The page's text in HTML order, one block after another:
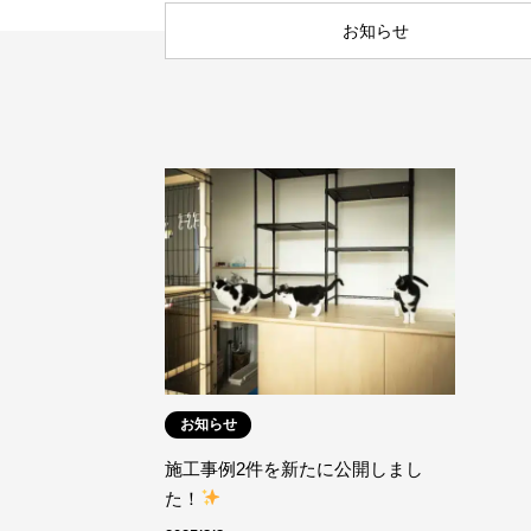
お知らせ
お知らせ
施工事例2件を新たに公開しまし
た！